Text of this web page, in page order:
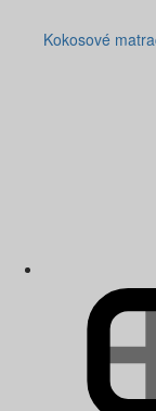
Kokosové